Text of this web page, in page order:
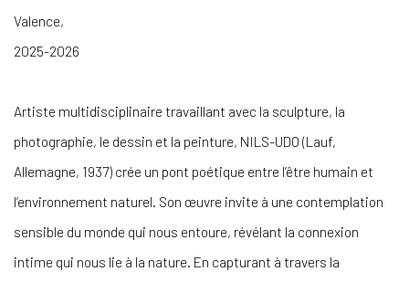
Valence,
2025-2026
Artiste multidisciplinaire travaillant avec la sculpture, la
photographie, le dessin et la peinture, NILS-UDO (Lauf,
Allemagne, 1937) crée un pont poétique entre l’être humain et
l’environnement naturel. Son œuvre invite à une contemplation
sensible du monde qui nous entoure, révélant la connexion
intime qui nous lie à la nature. En capturant à travers la